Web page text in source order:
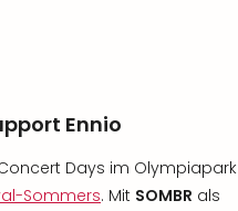
Ennio
Days im Olympiapark
Sommers. Mit SOMBR als